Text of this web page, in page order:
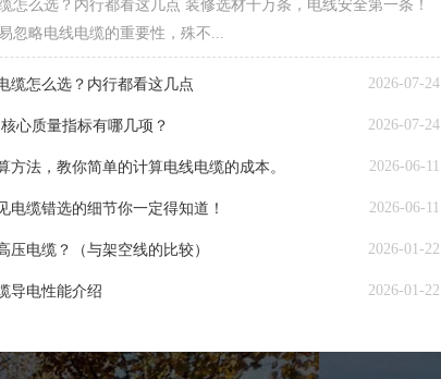
怎么选？内行都看这几点 装修选材千万条，电线安全第一条！
忽略电线电缆的重要性，殊不...
2026-07-24
缆怎么选？内行都看这几点
2026-07-24
心质量指标有哪几项？
2026-06-11
方法，教你简单的计算电线电缆的成本。
2026-06-11
电缆错选的细节你一定得知道！
2026-01-22
压电缆？（与架空线的比较）
2026-01-22
导电性能介绍